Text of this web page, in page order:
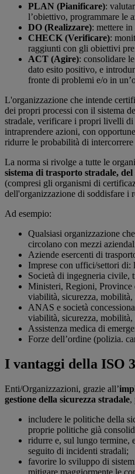
PLAN (Pianificare):
l’obiettivo, programmare le
DO (Realizzare): mettere
CHECK (Verificare):
raggiunti con gli obiettivi
ACT (Agire): consolidare
dato esito positivo, e
fronte di problemi e/o in
L'organizzazione che intende
dei propri processi con il sistema
stradale, verificare i propri livelli di
intraprendere azioni, con
ridurre le probabilità di
La norma si rivolge a tutte le
sistema di trasporto stradale,
(compresi gli organismi di
dell'organizzazione di soddisfare i
Ad esempio:
Qualsiasi organizzazione
circolano con mezzi
Aziende esercenti di
Imprese con uffici/settori di:
Società di ingegneria civile,
Ministeri, Regioni, Province
viabilità, sicurezza, mobilità,
ANAS e società
viabilità, sicurezza, mobilità,
Assistenza medica di
Forze dell’ordine (polizia.
I vantaggi della ISO
Enti/Organizzazioni, grazie all’
gestione della sicurezza stradale,
includere le politiche della
proprie politiche già
ridurre e, sul lungo termine,
seguito di incidenti stradali;
favorire lo sviluppo di
mitigare maggiormente le